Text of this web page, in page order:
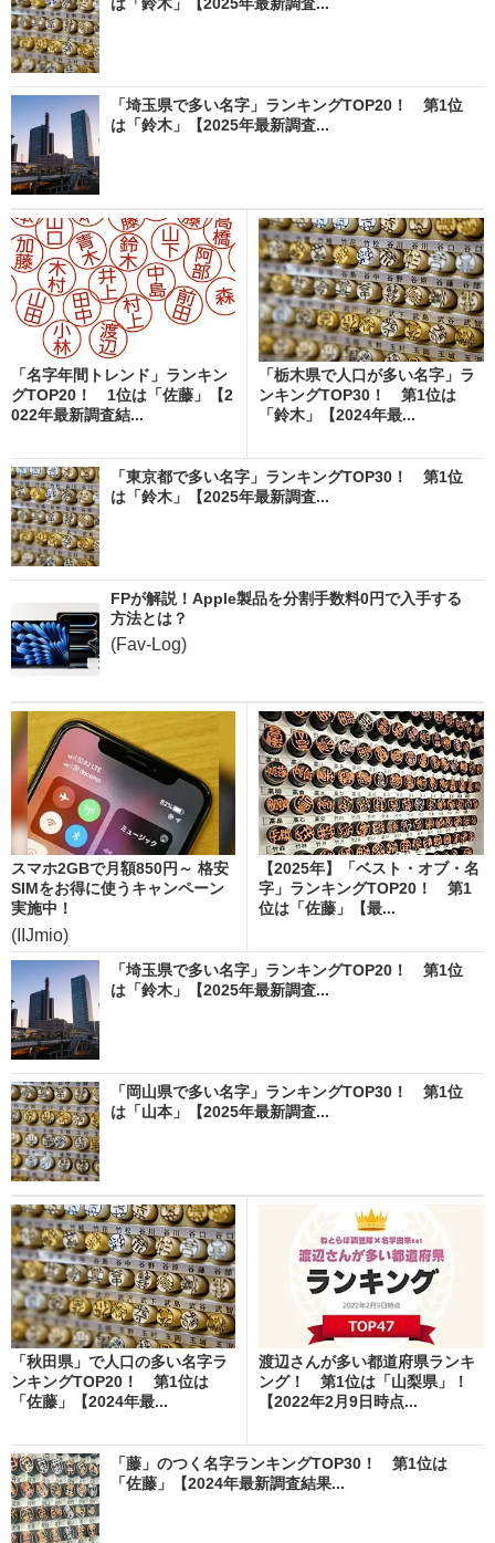
「埼玉県で多い名字」ランキングTOP20！ 第1位
は「鈴木」【2025年最新調査...
「名字年間トレンド」ランキン
グTOP20！ 1位は「佐藤」【2
022年最新調査結...
「栃木県で人口が多い名字」ラ
ンキングTOP30！ 第1位は
「鈴木」【2024年最...
「東京都で多い名字」ランキングTOP30！ 第1位
は「鈴木」【2025年最新調査...
FPが解説！Apple製品を分割手数料0円で入手する
方法とは？
(Fav-Log)
スマホ2GBで月額850円～ 格安
SIMをお得に使うキャンペーン
実施中！
(IIJmio)
【2025年】「ベスト・オブ・名
字」ランキングTOP20！ 第1
位は「佐藤」【最...
「埼玉県で多い名字」ランキングTOP20！ 第1位
は「鈴木」【2025年最新調査...
「岡山県で多い名字」ランキングTOP30！ 第1位
は「山本」【2025年最新調査...
「秋田県」で人口の多い名字ラ
ンキングTOP20！ 第1位は
「佐藤」【2024年最...
渡辺さんが多い都道府県ランキ
ング！ 第1位は「山梨県」！
【2022年2月9日時点...
「藤」のつく名字ランキングTOP30！ 第1位は
「佐藤」【2024年最新調査結果...